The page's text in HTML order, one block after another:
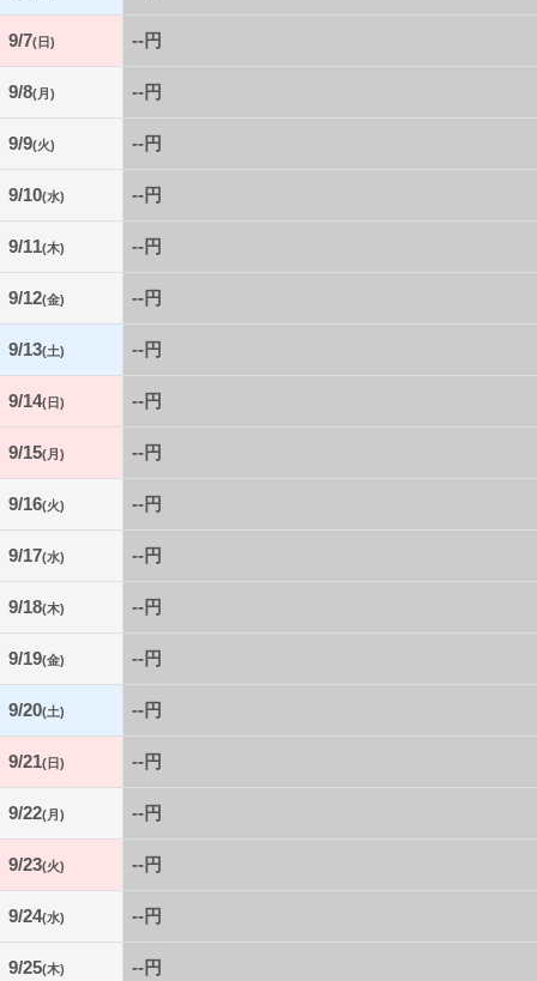
9/7(日) --円
9/8(月) --円
9/9(火) --円
9/10(水) --円
9/11(木) --円
9/12(金) --円
9/13(土) --円
9/14(日) --円
9/15(月) --円
9/16(火) --円
9/17(水) --円
9/18(木) --円
9/19(金) --円
9/20(土) --円
9/21(日) --円
9/22(月) --円
9/23(火) --円
9/24(水) --円
9/25(木) --円